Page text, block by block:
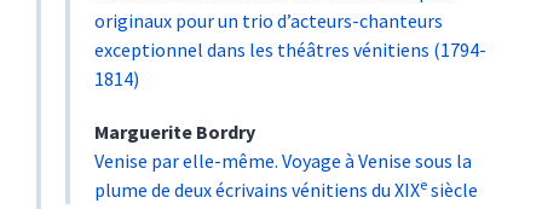
originaux pour un trio d’acteurs-chanteurs
exceptionnel dans les théâtres vénitiens (1794-
1814)
Marguerite Bordry
Venise par elle-même. Voyage à Venise sous la
plume de deux écrivains vénitiens du XIXe siècle